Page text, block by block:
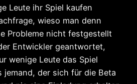
Leute ihr Spiel kaufen
wieso man denn
Probleme nicht festgestellt
Entwickler geantwortet,
wenige Leute das Spiel
jemand, der sich für die Beta